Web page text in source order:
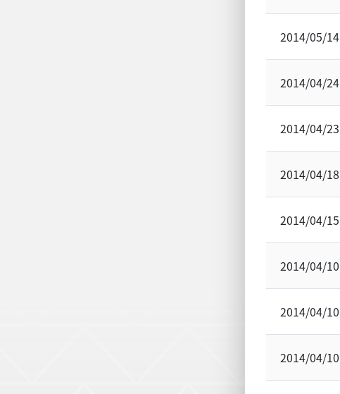
2014/05/14
2014/04/24
2014/04/23
2014/04/18
2014/04/15
2014/04/10
2014/04/10
2014/04/10